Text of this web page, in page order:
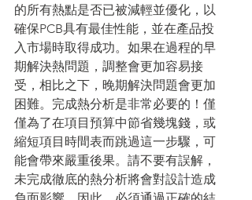
的所有熱點是否已被減輕並優化，以
確保PCB具有最佳性能，並在產品投
入市場時取得成功。如果在過程的早
期解決熱問題，調整會更加容易接
受，相比之下，晚期解決問題會更加
困難。完成熱分析是非常必要的！僅
僅為了在項目預算中節省幾塊錢，或
縮短項目時間表而跳過這一步驟，可
能會帶來嚴重後果。請不要有誤解，
未完成徹底的熱分析將會對設計造成